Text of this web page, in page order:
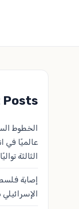
Posts
الخطوط
عالميًا في
الثالثة
إصابة